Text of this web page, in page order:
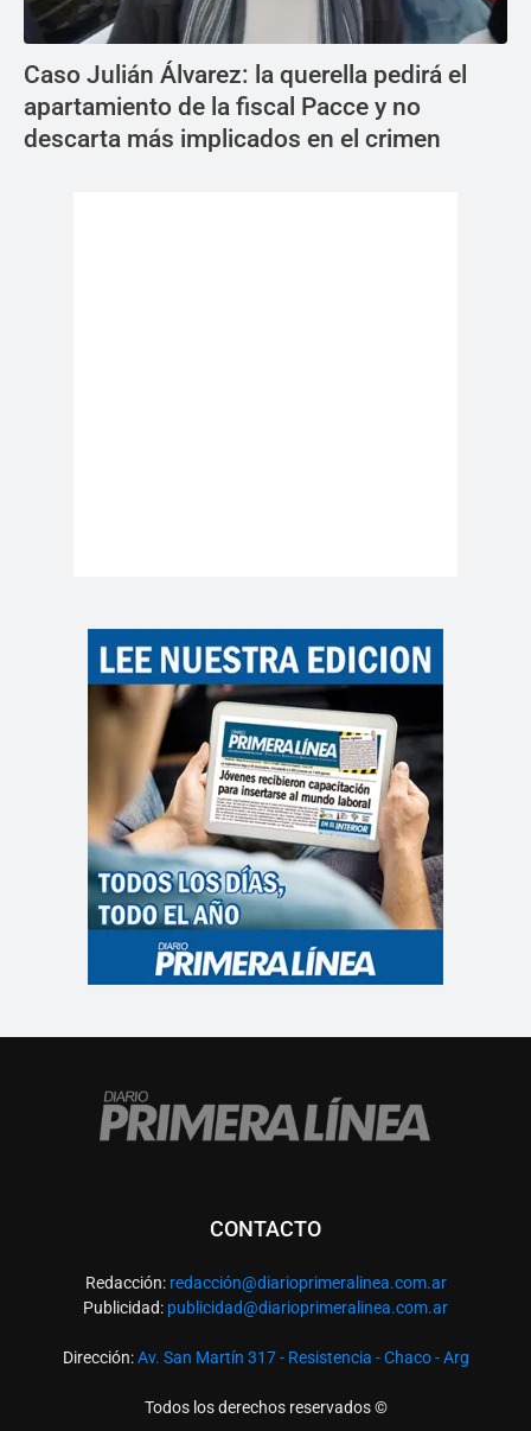
Caso Julián Álvarez: la querella pedirá el
apartamiento de la fiscal Pacce y no
descarta más implicados en el crimen
CONTACTO
Redacción: redacción@diarioprimeralinea.com.ar
Publicidad: publicidad@diarioprimeralinea.com.ar
Dirección:Av. San Martín 317 - Resistencia - Chaco - Arg
Todos los derechos reservados ©